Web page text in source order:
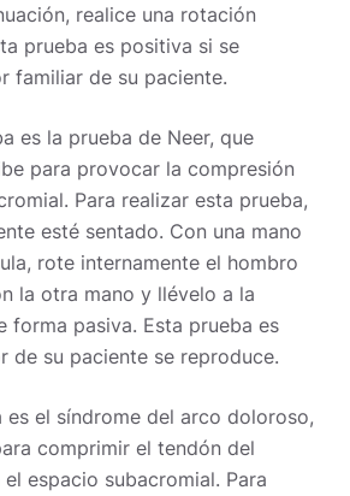
realice una rotación
prueba es positiva si se
familiar de su paciente.
es la prueba de Neer, que
para provocar la compresión
Para realizar esta prueba,
esté sentado. Con una mano
rote internamente el hombro
la otra mano y llévelo a la
forma pasiva. Esta prueba es
de su paciente se reproduce.
es el síndrome del arco doloroso,
comprimir el tendón del
espacio subacromial. Para